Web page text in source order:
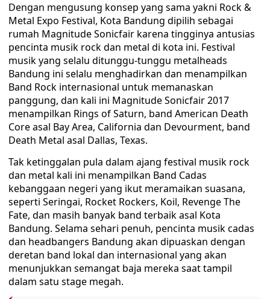
Dengan mengusung konsep yang sama yakni Rock &
Metal Expo Festival, Kota Bandung dipilih sebagai
rumah Magnitude Sonicfair karena tingginya antusias
pencinta musik rock dan metal di kota ini. Festival
musik yang selalu ditunggu-tunggu metalheads
Bandung ini selalu menghadirkan dan menampilkan
Band Rock internasional untuk memanaskan
panggung, dan kali ini Magnitude Sonicfair 2017
menampilkan Rings of Saturn, band American Death
Core asal Bay Area, California dan Devourment, band
Death Metal asal Dallas, Texas.
Tak ketinggalan pula dalam ajang festival musik rock
dan metal kali ini menampilkan Band Cadas
kebanggaan negeri yang ikut meramaikan suasana,
seperti Seringai, Rocket Rockers, Koil, Revenge The
Fate, dan masih banyak band terbaik asal Kota
Bandung. Selama sehari penuh, pencinta musik cadas
dan headbangers Bandung akan dipuaskan dengan
deretan band lokal dan internasional yang akan
menunjukkan semangat baja mereka saat tampil
dalam satu stage megah.